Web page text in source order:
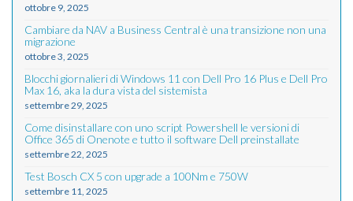
ottobre 9, 2025
Cambiare da NAV a Business Central è una transizione non una
migrazione
ottobre 3, 2025
Blocchi giornalieri di Windows 11 con Dell Pro 16 Plus e Dell Pro
Max 16, aka la dura vista del sistemista
settembre 29, 2025
Come disinstallare con uno script Powershell le versioni di
Office 365 di Onenote e tutto il software Dell preinstallate
settembre 22, 2025
Test Bosch CX 5 con upgrade a 100Nm e 750W
settembre 11, 2025